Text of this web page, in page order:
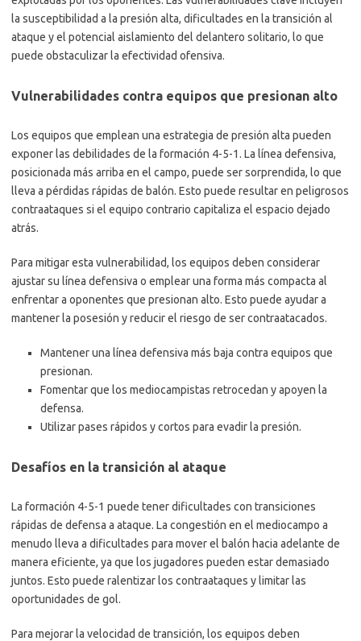
la susceptibilidad a la presión alta, dificultades en la transición al
ataque y el potencial aislamiento del delantero solitario, lo que
puede obstaculizar la efectividad ofensiva.
Vulnerabilidades contra equipos que presionan alto
Los equipos que emplean una estrategia de presión alta pueden
exponer las debilidades de la formación 4-5-1. La línea defensiva,
posicionada más arriba en el campo, puede ser sorprendida, lo que
lleva a pérdidas rápidas de balón. Esto puede resultar en peligrosos
contraataques si el equipo contrario capitaliza el espacio dejado
atrás.
Para mitigar esta vulnerabilidad, los equipos deben considerar
ajustar su línea defensiva o emplear una forma más compacta al
enfrentar a oponentes que presionan alto. Esto puede ayudar a
mantener la posesión y reducir el riesgo de ser contraatacados.
Mantener una línea defensiva más baja contra equipos que
presionan.
Fomentar que los mediocampistas retrocedan y apoyen la
defensa.
Utilizar pases rápidos y cortos para evadir la presión.
Desafíos en la transición al ataque
La formación 4-5-1 puede tener dificultades con transiciones
rápidas de defensa a ataque. La congestión en el mediocampo a
menudo lleva a dificultades para mover el balón hacia adelante de
manera eficiente, ya que los jugadores pueden estar demasiado
juntos. Esto puede ralentizar los contraataques y limitar las
oportunidades de gol.
Para mejorar la velocidad de transición, los equipos deben